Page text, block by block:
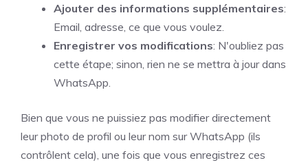
Ajouter des informations supplémentaires:
Email, adresse, ce que vous voulez.
Enregistrer vos modifications: N'oubliez pas
cette étape; sinon, rien ne se mettra à jour dans
WhatsApp.
Bien que vous ne puissiez pas modifier directement
leur photo de profil ou leur nom sur WhatsApp (ils
contrôlent cela), une fois que vous enregistrez ces